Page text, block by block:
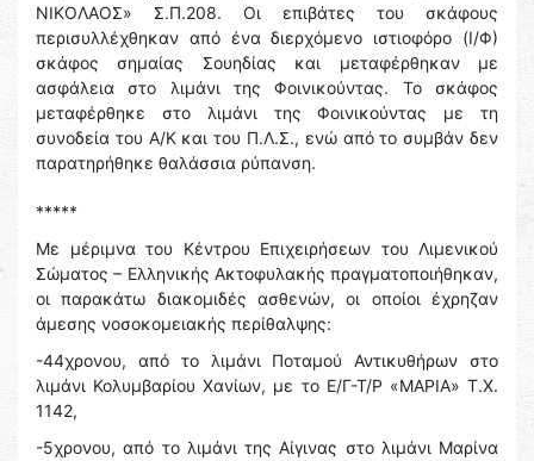
ΝΙΚΟΛΑΟΣ» Σ.Π.208. Οι επιβάτες του σκάφους
περισυλλέχθηκαν από ένα διερχόμενο ιστιοφόρο (Ι/Φ)
σκάφος σημαίας Σουηδίας και μεταφέρθηκαν με
ασφάλεια στο λιμάνι της Φοινικούντας. Το σκάφος
μεταφέρθηκε στο λιμάνι της Φοινικούντας με τη
συνοδεία του Α/Κ και του Π.Λ.Σ., ενώ από το συμβάν δεν
παρατηρήθηκε θαλάσσια ρύπανση.
*****
Με μέριμνα του Κέντρου Επιχειρήσεων του Λιμενικού
Σώματος – Ελληνικής Ακτοφυλακής πραγματοποιήθηκαν,
οι παρακάτω διακομιδές ασθενών, οι οποίοι έχρηζαν
άμεσης νοσοκομειακής περίθαλψης:
-44χρονου, από το λιμάνι Ποταμού Αντικυθήρων στο
λιμάνι Κολυμβαρίου Χανίων, με το Ε/Γ-Τ/Ρ «ΜΑΡΙΑ» Τ.Χ.
1142,
-5χρονου, από το λιμάνι της Αίγινας στο λιμάνι Μαρίνα